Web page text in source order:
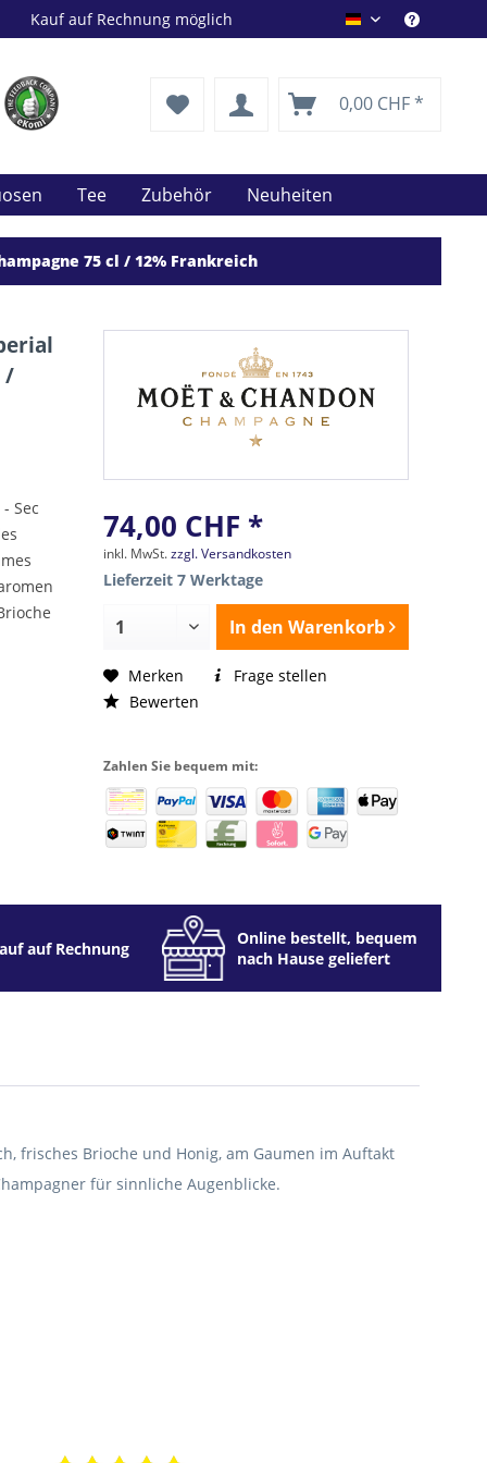
Kauf auf Rechnung möglich Drink Shop DE
0,00 CHF *
Tee Zubehör Neuheiten
75 cl / 12% Frankreich
/
Sec
74,00 CHF *
inkl. MwSt.zzgl. Versandkosten
Lieferzeit 7 Werktage
In den Warenkorb
Merken
Bewerten
Frage stellen
Zahlen Sie bequem mit:
auf Rechnung
Online bestellt, bequem
nach Hause geliefert
frisches Brioche und Honig, am Gaumen im Auftakt
für sinnliche Augenblicke.